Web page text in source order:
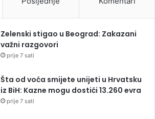
Zelenski stigao u Beograd: Zakazani
važni razgovori
prije 7 sati
Šta od voća smijete unijeti u Hrvatsku
iz BiH: Kazne mogu dostići 13.260 evra
prije 7 sati